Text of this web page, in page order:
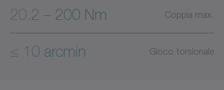
20.2 – 200 Nm Coppia max.
≤ 10 arcmin Gioco torsionale